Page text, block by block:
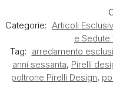
Categorie: Articoli
e Sedute
Tag: arredamento
anni sessanta, Pirelli
poltrone Pirelli Design,